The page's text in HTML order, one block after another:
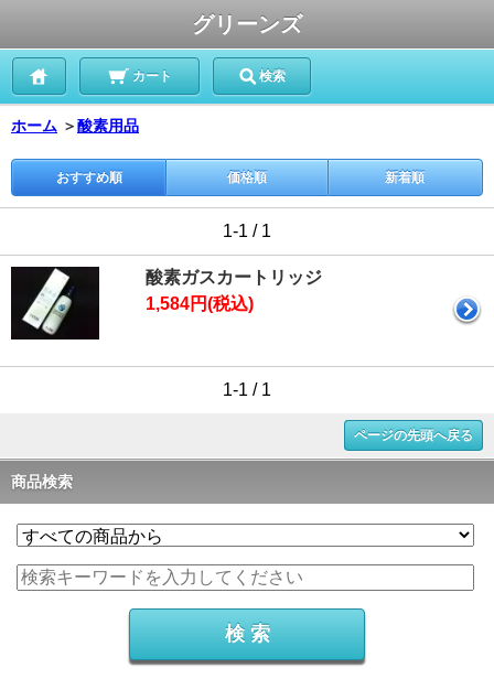
グリーンズ
カート 検索
ホーム ＞酸素用品
おすすめ順 価格順 新着順
1-1 / 1
酸素ガスカートリッジ
1,584円(税込)
1-1 / 1
ページの先頭へ戻る
商品検索